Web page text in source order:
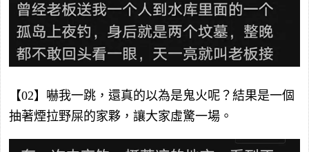
【02】嚇我一跳，還真的以為是鬼火呢？結果是一個
抽著煙拉野屎的家夥，讓大家虛驚一場。